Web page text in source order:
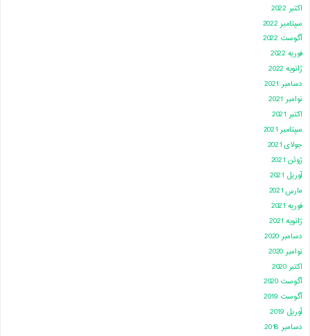
اکتبر 2022
سپتامبر 2022
آگوست 2022
فوریه 2022
ژانویه 2022
دسامبر 2021
نوامبر 2021
اکتبر 2021
سپتامبر 2021
جولای 2021
ژوئن 2021
آوریل 2021
مارس 2021
فوریه 2021
ژانویه 2021
دسامبر 2020
نوامبر 2020
اکتبر 2020
آگوست 2020
آگوست 2019
آوریل 2019
دسامبر 2018